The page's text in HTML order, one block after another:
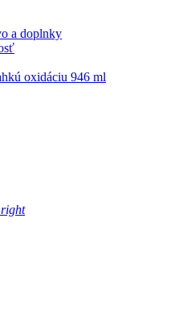
a doplnky
oxidáciu 946 ml